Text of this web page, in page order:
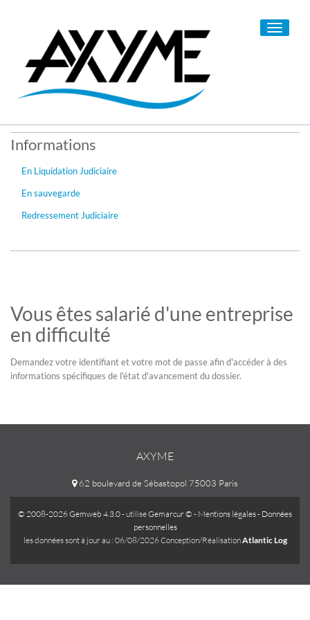
Toggle
Informations
En Liquidation Judiciaire
En sauvegarde
Redressement Judiciaire
Vous êtes salarié d'une entreprise
en difficulté
Demandez votre identifiant et votre mot de passe afin d'accéder à des
informations spécifiques de l'état d'avancement du dossier.
AXYME
62 boulevard de Sébastopol 75003 Paris
© 2008-2026 Gemweb 4.3.0- utiliseGemarcur © - Mentions légales- Données
personnelles
les données sont à jour au : 06/08/2026 Conception/RéalisationAtlantic Log